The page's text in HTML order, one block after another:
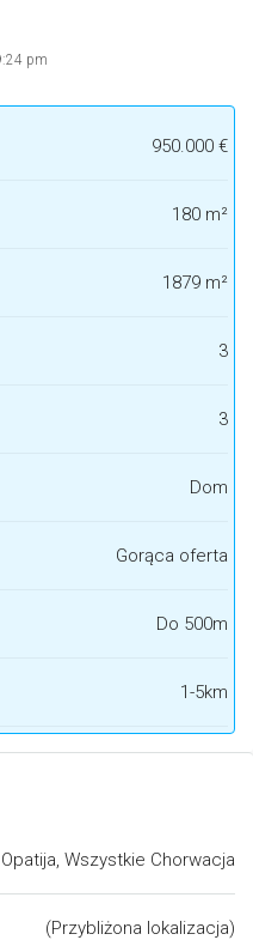
pm
950.000 €
180 m²
1879 m²
3
3
Dom
Gorąca oferta
Do 500m
1-5km
Opatija, Wszystkie Chorwacja
(Przybliżona lokalizacja)